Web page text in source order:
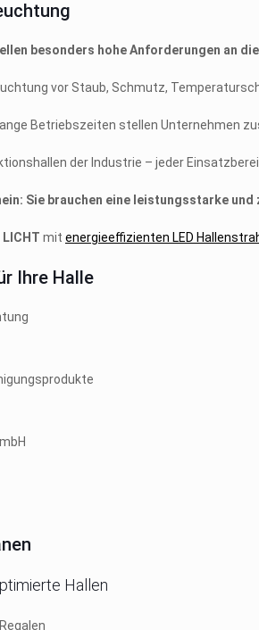
besonders hohe Anforderungen an
vor Staub, Schmutz,
Betriebszeiten stellen Unternehmen
der Industrie – jeder
Sie brauchen eine leistungsstarke
LICHT mit energieeffizienten LED
Ihre Halle
Hallen